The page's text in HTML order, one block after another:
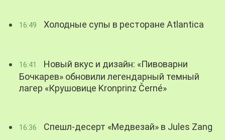
16:49 Холодные супы в ресторане Atlantica
16:41
Новый вкус и дизайн: «Пивоварни
Бочкарев» обновили легендарный темный
лагер «Крушовице Kronprinz Černé»
16:36 Спешл-десерт «Медвезай» в Jules Zang